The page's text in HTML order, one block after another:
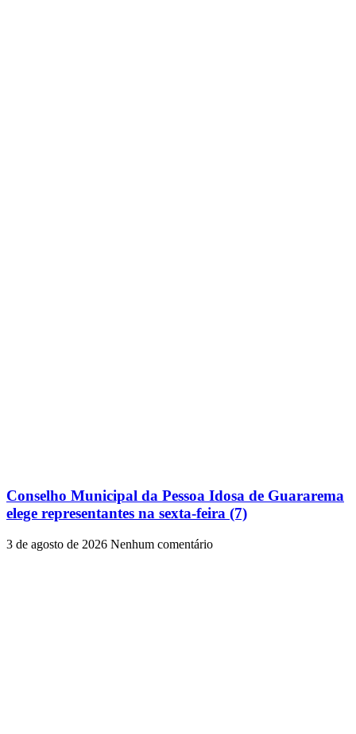
Conselho Municipal da Pessoa Idosa de Guararema
elege representantes na sexta-feira (7)
3 de agosto de 2026 Nenhum comentário